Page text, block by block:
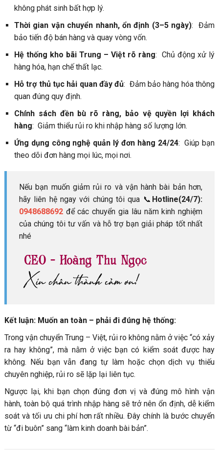
không phát sinh bất hợp lý.
Thời gian vận chuyển nhanh, ổn định (3–5 ngày): Đảm
bảo tiến độ bán hàng và quay vòng vốn.
Hệ thống kho bãi Trung – Việt rõ ràng: Chủ động xử lý
hàng hóa, hạn chế thất lạc.
Hỗ trợ thủ tục hải quan đầy đủ: Đảm bảo hàng hóa thông
quan đúng quy định.
Chính sách đền bù rõ ràng, bảo vệ quyền lợi khách
hàng: Giảm thiểu rủi ro khi nhập hàng số lượng lớn.
Ứng dụng công nghệ quản lý đơn hàng 24/24: Giúp bạn
theo dõi đơn hàng mọi lúc, mọi nơi.
Nếu bạn muốn giảm rủi ro và vận hành bài bản hơn,
hãy liên hệ ngay với chúng tôi qua 📞 Hotline(24/7):
0948688692 để các chuyển gia lâu năm kinh nghiệm
của chúng tôi tư vấn và hỗ trợ bạn giải pháp tốt nhất
nhé
Kết luận: Muốn an toàn – phải đi đúng hệ thống:
Trong vận chuyển Trung – Việt, rủi ro không nằm ở việc “có xảy
ra hay không”, mà nằm ở việc bạn có kiểm soát được hay
không. Nếu bạn vẫn đang tự làm hoặc chọn dịch vụ thiếu
chuyên nghiệp, rủi ro sẽ lặp lại liên tục.
Ngược lại, khi bạn chọn đúng đơn vị và đúng mô hình vận
hành, toàn bộ quá trình nhập hàng sẽ trở nên ổn định, dễ kiểm
soát và tối ưu chi phí hơn rất nhiều. Đây chính là bước chuyển
từ “đi buôn” sang “làm kinh doanh bài bản”.